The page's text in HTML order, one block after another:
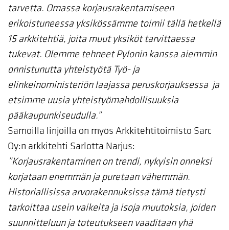
tarvetta. Omassa korjausrakentamiseen
erikoistuneessa yksikössämme toimii tällä hetkellä
15 arkkitehtiä, joita muut yksiköt tarvittaessa
tukevat. Olemme tehneet Pylonin kanssa aiemmin
onnistunutta yhteistyötä Työ- ja
elinkeinoministeriön laajassa peruskorjauksessa ja
etsimme uusia yhteistyömahdollisuuksia
pääkaupunkiseudulla.”
Samoilla linjoilla on myös Arkkitehtitoimisto Sarc
Oy:n arkkitehti Sarlotta Narjus:
”Korjausrakentaminen on trendi, nykyisin onneksi
korjataan enemmän ja puretaan vähemmän.
Historiallisissa arvorakennuksissa tämä tietysti
tarkoittaa usein vaikeita ja isoja muutoksia, joiden
suunnitteluun ja toteutukseen vaaditaan yhä